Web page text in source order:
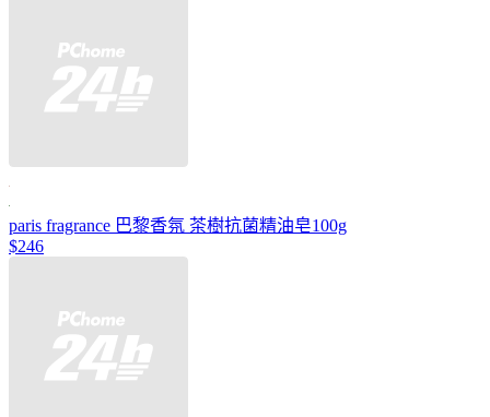
paris fragrance 巴黎香氛 茶樹抗菌精油皂100g
$246